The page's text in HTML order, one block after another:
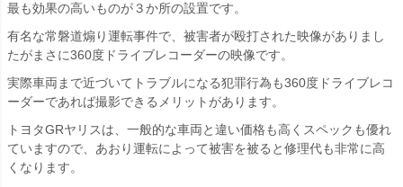
最も効果の高いものが３か所の設置です。
有名な常磐道煽り運転事件で、被害者が殴打された映像がありまし
たがまさに360度ドライブレコーダーの映像です。
実際車両まで近づいてトラブルになる犯罪行為も360度ドライブレコ
ーダーであれば撮影できるメリットがあります。
トヨタGRヤリスは、一般的な車両と違い価格も高くスペックも優れ
ていますので、あおり運転によって被害を被ると修理代も非常に高
くなります。